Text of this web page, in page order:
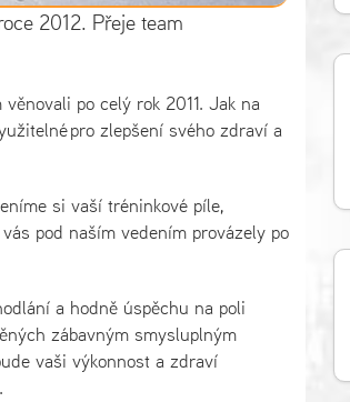
2012. Přeje team
po celý rok 2011. Jak na
pro zlepšení svého zdraví a
si vaší tréninkové píle,
pod naším vedením provázely po
a hodně úspěchu na poli
zábavným smysluplným
vaši výkonnost a zdraví